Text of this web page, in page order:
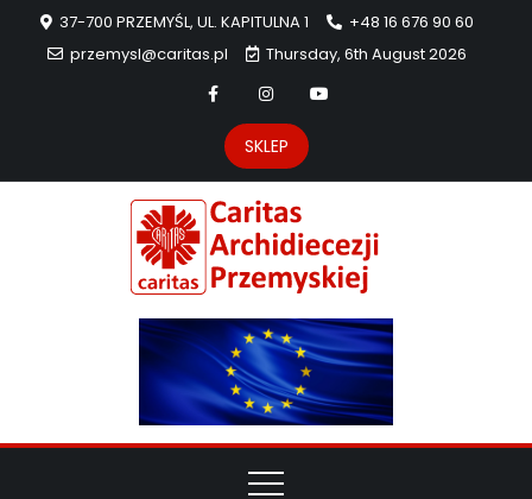
37-700 PRZEMYŚL, UL. KAPITULNA 1
+48 16 676 90 60
przemysl@caritas.pl
Thursday, 6th August 2026
SKLEP